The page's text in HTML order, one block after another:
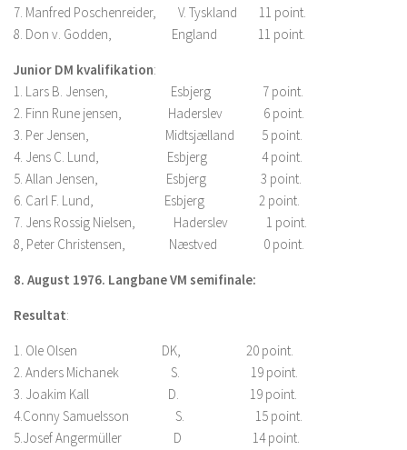
7. Manfred Poschenreider, V. Tyskland 11 point.
8. Don v. Godden, England 11 point.
Junior DM kvalifikation:
1. Lars B. Jensen, Esbjerg 7 point.
2. Finn Rune jensen, Haderslev 6 point.
3. Per Jensen, Midtsjælland 5 point.
4. Jens C. Lund, Esbjerg 4 point.
5. Allan Jensen, Esbjerg 3 point.
6. Carl F. Lund, Esbjerg 2 point.
7. Jens Rossig Nielsen, Haderslev 1 point.
8, Peter Christensen, Næstved 0 point.
8. August 1976. Langbane VM semifinale:
Resultat:
1. Ole Olsen DK, 20 point.
2. Anders Michanek S. 19 point.
3. Joakim Kall D. 19 point.
4.Conny Samuelsson S. 15 point.
5.Josef Angermüller D 14 point.